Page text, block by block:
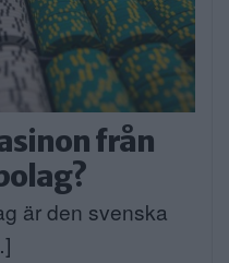
från
är den svenska